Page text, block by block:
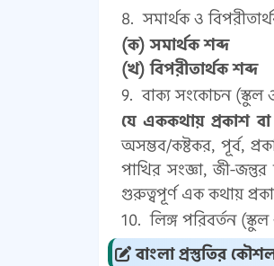
সমার্থক ও
(ক) সমার্থক শব্দ
(খ) বিপরীতার্থক শব্দ
বাক্য সংকোচন (স্কুল
যে এককথায় প্রকাশ
অসম্ভব/কষ্টকর, পূর্ব,
পাখির সংজ্ঞা, জী-
গুরুত্বপূর্ণ এক কথায়
লিঙ্গ পরিবর্তন
বাংলা প্রস্তুতির